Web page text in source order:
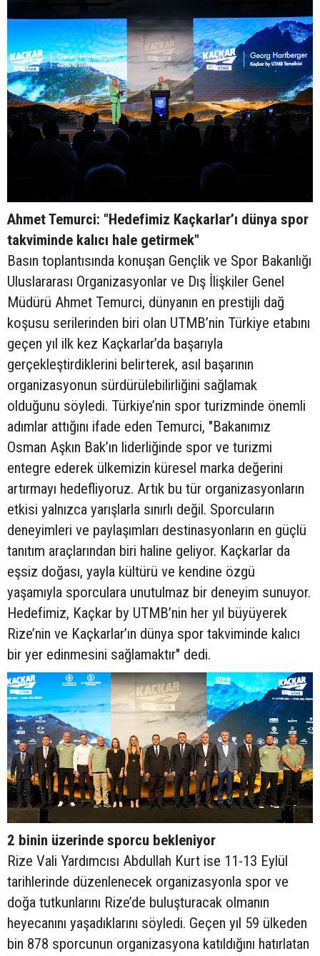
Ahmet Temurci: "Hedefimiz Kaçkarlar’ı dünya spor
takviminde kalıcı hale getirmek"
Basın toplantısında konuşan Gençlik ve Spor Bakanlığı
Uluslararası Organizasyonlar ve Dış İlişkiler Genel
Müdürü Ahmet Temurci, dünyanın en prestijli dağ
koşusu serilerinden biri olan UTMB’nin Türkiye etabını
geçen yıl ilk kez Kaçkarlar’da başarıyla
gerçekleştirdiklerini belirterek, asıl başarının
organizasyonun sürdürülebilirliğini sağlamak
olduğunu söyledi. Türkiye’nin spor turizminde önemli
adımlar attığını ifade eden Temurci, "Bakanımız
Osman Aşkın Bak’ın liderliğinde spor ve turizmi
entegre ederek ülkemizin küresel marka değerini
artırmayı hedefliyoruz. Artık bu tür organizasyonların
etkisi yalnızca yarışlarla sınırlı değil. Sporcuların
deneyimleri ve paylaşımları destinasyonların en güçlü
tanıtım araçlarından biri haline geliyor. Kaçkarlar da
eşsiz doğası, yayla kültürü ve kendine özgü
yaşamıyla sporculara unutulmaz bir deneyim sunuyor.
Hedefimiz, Kaçkar by UTMB’nin her yıl büyüyerek
Rize’nin ve Kaçkarlar’ın dünya spor takviminde kalıcı
bir yer edinmesini sağlamaktır" dedi.
2 binin üzerinde sporcu bekleniyor
Rize Vali Yardımcısı Abdullah Kurt ise 11-13 Eylül
tarihlerinde düzenlenecek organizasyonla spor ve
doğa tutkunlarını Rize’de buluşturacak olmanın
heyecanını yaşadıklarını söyledi. Geçen yıl 59 ülkeden
bin 878 sporcunun organizasyona katıldığını hatırlatan